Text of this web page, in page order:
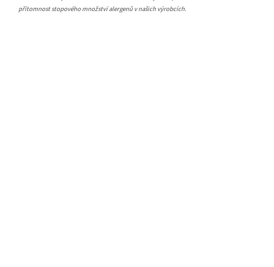
přítomnost stopového množství alergenů v našich výrobcích.